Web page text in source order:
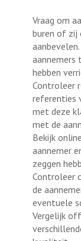
Vraag om
buren of zij
aannemers
hebben
Controleer
referenties
met deze
met de
Bekijk
aannemer
zeggen
Controleer
de
eventuele
Vergelijk